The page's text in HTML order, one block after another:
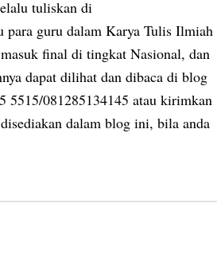
tuliskan di
para guru dalam Karya Tulis Ilmiah
final di tingkat Nasional, dan
dapat dilihat dan dibaca di blog
5515/081285134145 atau kirimkan
dalam blog ini, bila anda